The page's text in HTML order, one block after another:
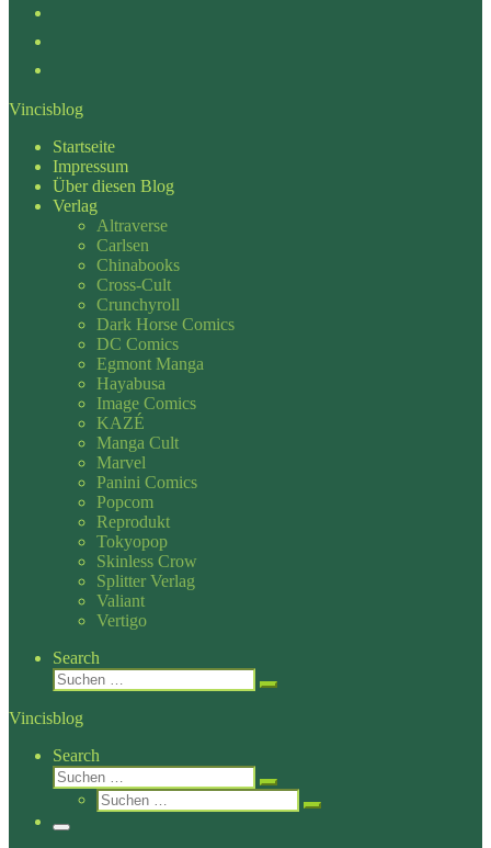
Vincisblog
Startseite
Impressum
Über diesen Blog
Verlag
Altraverse
Carlsen
Chinabooks
Cross-Cult
Crunchyroll
Dark Horse Comics
DC Comics
Egmont Manga
Hayabusa
Image Comics
KAZÉ
Manga Cult
Marvel
Panini Comics
Popcom
Reprodukt
Tokyopop
Skinless Crow
Splitter Verlag
Valiant
Vertigo
Search
Suche
Suchen …
Vincisblog
Search
Suche
Suchen …
Suche
Suchen …
Menü